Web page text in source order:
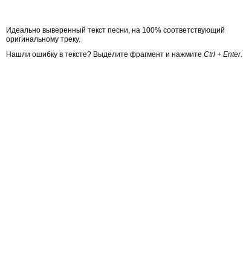
Идеально выверенный текст песни, на 100% соответствующий
оригинальному треку.
Нашли ошибку в тексте? Выделите фрагмент и нажмите Ctrl + Enter.